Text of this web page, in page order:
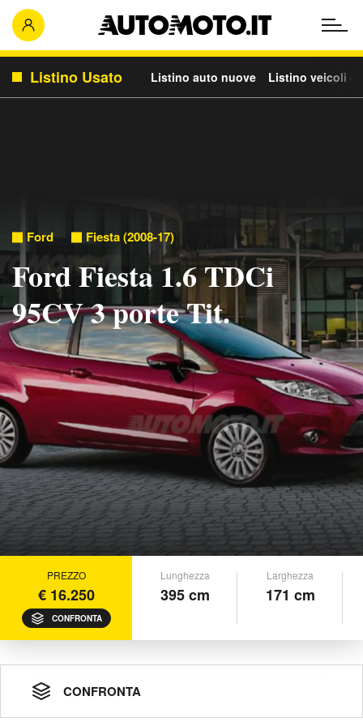
Listino Usato Listino auto nuove Listino veicoli
Ford Fiesta (2008-17)
Ford Fiesta 1.6 TDCi
95CV 3 porte Tit.
PREZZO
€ 16.250
CONFRONTA
Lunghezza
395 cm
Larghezza
171 cm
CONFRONTA